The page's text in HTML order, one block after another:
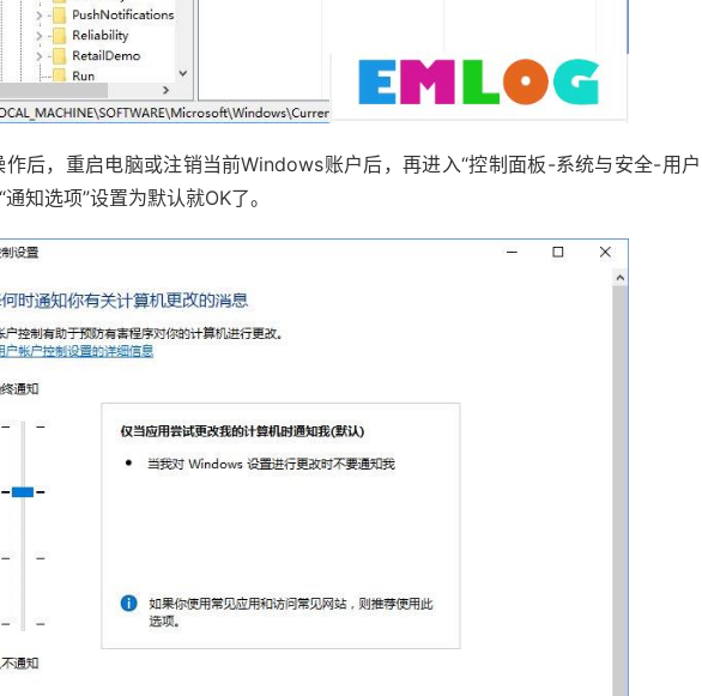
，重启电脑或注销当前Windows账户后，再进入“控制面板-系统与安全-用户
知选项”设置为默认就OK了。